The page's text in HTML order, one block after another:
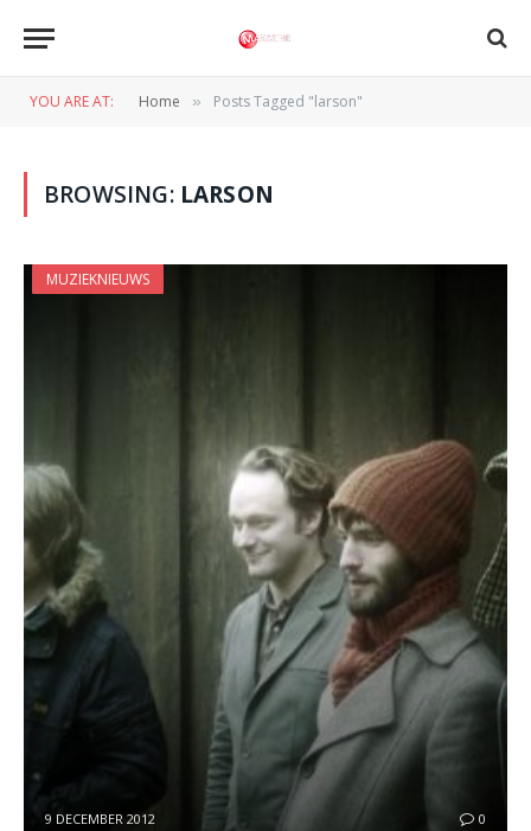
YOU ARE AT: Home » Posts Tagged "larson"
BROWSING: LARSON
MUZIEKNIEUWS
9 DECEMBER 2012 0